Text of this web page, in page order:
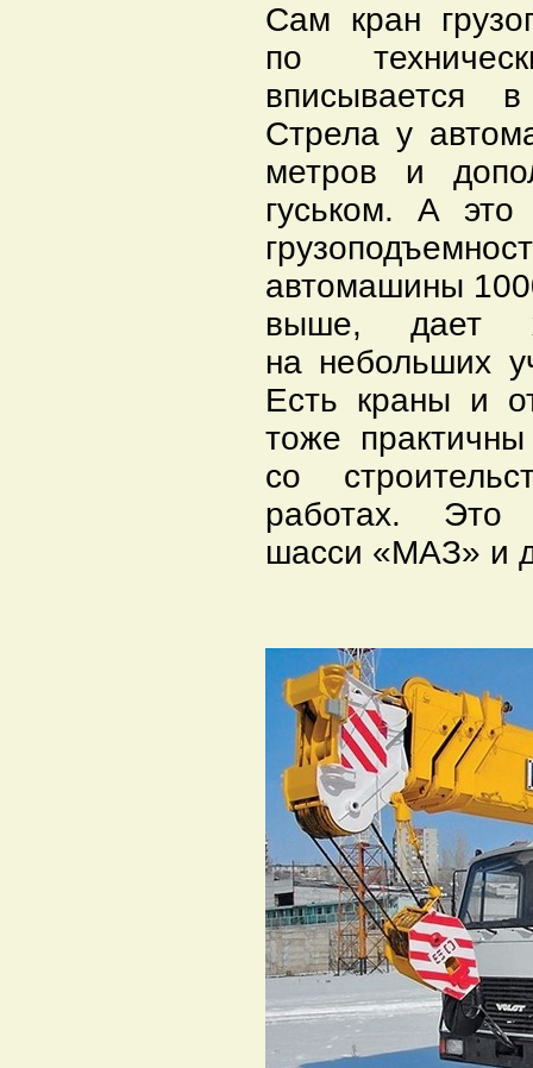
Сам кран
по
вписывается
Стрела у
метров и
гуськом. А
автомашины
выше, дает
на небольших
Есть краны и
тоже
со
работах.
шасси «МАЗ» и